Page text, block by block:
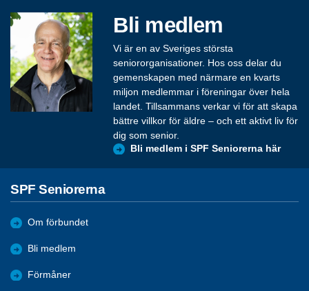
Bli medlem
Vi är en av Sveriges största
seniororganisationer. Hos oss delar du
gemenskapen med närmare en kvarts
miljon medlemmar i föreningar över hela
landet. Tillsammans verkar vi för att skapa
bättre villkor för äldre – och ett aktivt liv för
dig som senior.
Bli medlem i SPF Seniorerna här
SPF Seniorerna
Om förbundet
Bli medlem
Förmåner